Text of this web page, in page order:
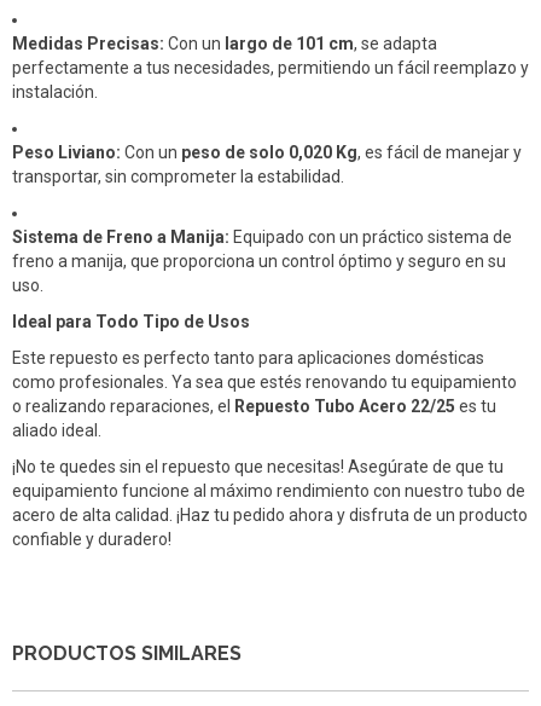
Medidas Precisas: Con un largo de 101 cm, se adapta
perfectamente a tus necesidades, permitiendo un fácil reemplazo y
instalación.
Peso Liviano: Con un peso de solo 0,020 Kg, es fácil de manejar y
transportar, sin comprometer la estabilidad.
Sistema de Freno a Manija: Equipado con un práctico sistema de
freno a manija, que proporciona un control óptimo y seguro en su
uso.
Ideal para Todo Tipo de Usos
Este repuesto es perfecto tanto para aplicaciones domésticas
como profesionales. Ya sea que estés renovando tu equipamiento
o realizando reparaciones, el
Repuesto Tubo Acero 22/25 es tu
aliado ideal.
¡No te quedes sin el repuesto que necesitas! Asegúrate de que tu
equipamiento funcione al máximo rendimiento con nuestro tubo de
acero de alta calidad. ¡Haz tu pedido ahora y disfruta de un producto
confiable y duradero!
PRODUCTOS SIMILARES